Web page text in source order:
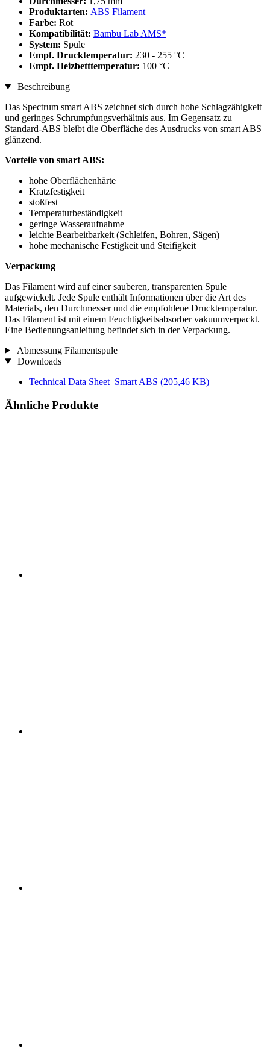
Produktarten: ABS Filament
Farbe: Rot
Kompatibilität: Bambu Lab AMS*
System: Spule
Empf. Drucktemperatur: 230 - 255 °C
Empf. Heizbetttemperatur: 100 °C
Beschreibung
Das Spectrum smart ABS zeichnet sich durch hohe Schlagzähigkeit
und geringes Schrumpfungsverhältnis aus. Im Gegensatz zu
Standard-ABS bleibt die Oberfläche des Ausdrucks von smart ABS
glänzend.
Vorteile von smart ABS:
hohe Oberflächenhärte
Kratzfestigkeit
stoßfest
Temperaturbeständigkeit
geringe Wasseraufnahme
leichte Bearbeitbarkeit (Schleifen, Bohren, Sägen)
hohe mechanische Festigkeit und Steifigkeit
Verpackung
Das Filament wird auf einer sauberen, transparenten Spule
aufgewickelt. Jede Spule enthält Informationen über die Art des
Materials, den Durchmesser und die empfohlene Drucktemperatur.
Das Filament ist mit einem Feuchtigkeitsabsorber vakuumverpackt.
Eine Bedienungsanleitung befindet sich in der Verpackung.
Abmessung Filamentspule
Downloads
Technical Data Sheet_Smart ABS (205,46 KB)
Ähnliche Produkte